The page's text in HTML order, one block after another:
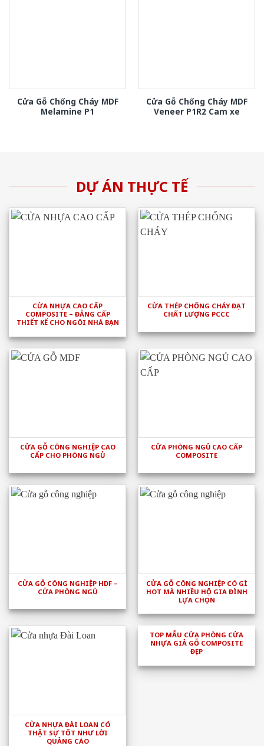
Cửa Gỗ Chống Cháy MDF
Melamine P1
Cửa Gỗ Chống Cháy MDF
Veneer P1R2 Cam xe
DỰ ÁN THỰC TẾ
CỬA NHỰA CAO CẤP
COMPOSITE – ĐẲNG CẤP
THIẾT KẾ CHO NGÔI NHÀ BẠN
CỬA THÉP CHỐNG CHÁY ĐẠT
CHẤT LƯỢNG PCCC
CỬA GỖ CÔNG NGHIỆP CAO
CẤP CHO PHÒNG NGỦ
CỬA PHÒNG NGỦ CAO CẤP
COMPOSITE
CỬA GỖ CÔNG NGHIỆP HDF –
CỬA PHÒNG NGỦ
CỬA GỖ CÔNG NGHIỆP CÓ GÌ
HOT MÀ NHIỀU HỘ GIA ĐÌNH
LỰA CHỌN
CỬA NHỰA ĐÀI LOAN CÓ
THẬT SỰ TỐT NHƯ LỜI
QUẢNG CÁO
TOP MẪU CỬA PHÒNG CỬA
NHỰA GIẢ GỖ COMPOSITE
ĐẸP